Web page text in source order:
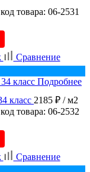
код товара: 06-2531
Сравнение
Подробнее
класс 2185 ₽ / м2
код товара: 06-2532
Сравнение